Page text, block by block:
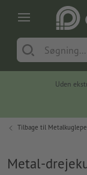
Uden
Tilbage til
Metal-